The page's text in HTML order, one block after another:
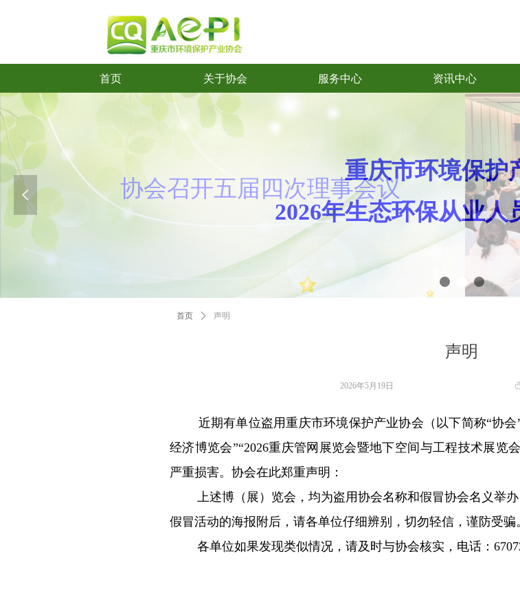
首页 关于协会
关于协会
服务中心
服务中心
资讯中心
资讯中心
重庆市环境保护
2026年生态环保从业人
协会召开五届 四次理事会议
넳
声明
首页 ꄲ 声明
近期有单位盗用重庆市环境保护产业协会（以下简称“协会
经济博览会”“2026重庆管网展览会暨地下空间与工程技术展览
严重损害。协会在此郑重声明：
上述博（展）览会，均为盗用协会名称和假冒协会名义举办
假冒活动的海报附后，请各单位仔细辨别，切勿轻信，谨防受骗
各单位如果发现类似情况，请及时与协会核实，电话：
2026
2026年5月19日